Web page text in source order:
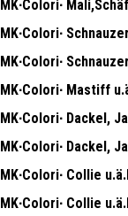
MK∙Colori∙
MK∙Colori∙
MK∙Colori∙
MK∙Colori∙ Mastiff
MK∙Colori∙ Dackel,
MK∙Colori∙ Dackel,
MK∙Colori∙ Collie
MK∙Colori∙ Collie